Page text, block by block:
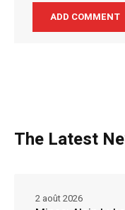
The Latest
2 août 2026